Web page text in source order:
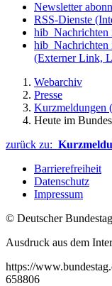
Newsletter
RSS-Dienste
(Externer Link,
Webarchiv
Presse
Kurzmeldungen
Heute im
zurück zu:
Barrierefreiheit
Datenschutz
Impressum
© Deutscher Bundestag
Ausdruck aus dem
https://
658806